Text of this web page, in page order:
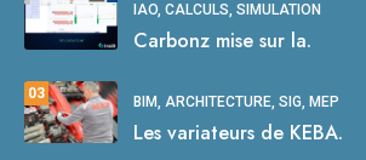
IAO, CALCULS, SIMULATION
Carbonz mise sur la.
03 BIM, ARCHITECTURE, SIG, MEP
Les variateurs de KEBA.